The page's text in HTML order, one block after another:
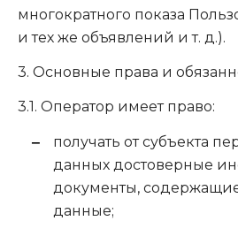
многократного показа
и тех же объявлений и т. д.).
3. Основные права и
3.1. Оператор имеет право:
получать от субъекта
данных достоверные
документы,
данные;